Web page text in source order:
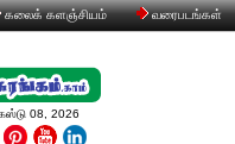
கலைக் களஞ்சியம் வரைபடங்கள்
08, 2026